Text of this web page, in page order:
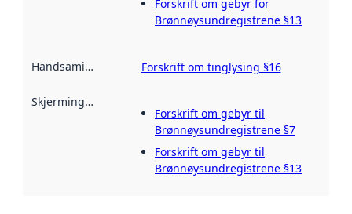
Forskrift om gebyr for
Brønnøysundregistrene §13
Handsamingsgrunnlag :
Forskrift om tinglysing §16
Skjermingsheimel
Forskrift om gebyr til
Brønnøysundregistrene §7
Forskrift om gebyr til
Brønnøysundregistrene §13